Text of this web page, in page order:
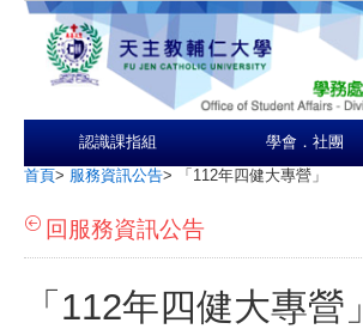
認識課指組 學會．社團
首頁> 服務資訊公告> 「112年四健大專營」
回服務資訊公告
「112年四健大專營」